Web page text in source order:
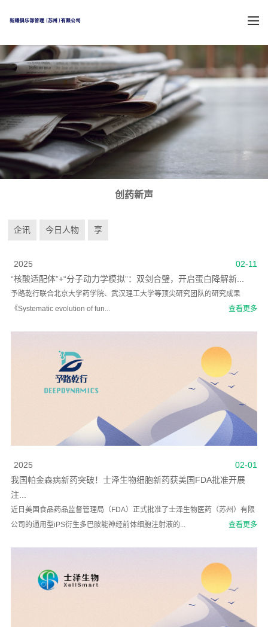
创药新声
企讯 今日人物 享
02-11
2025
“核酸适配体”+“分子动力学模拟”：双剑合璧，开启蛋白降解新...
予路乾行联合北京大学药学院、武汉理工大学等顶尖研究团队的研究成果
《Systematic evolution of fun...
查看更多
02-01
2025
我国帕金森病新药突破！士泽生物细胞新药获美国FDA批准开展
注...
近日美国食品药品监督管理局（FDA）正式批准了士泽生物医药（苏州）有限
公司的通用型iPS衍生多巴胺能神经前体细胞注射液的...
查看更多